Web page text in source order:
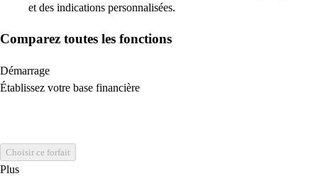
et des indications personnalisées.
Comparez toutes les fonctions
Démarrage
Établissez votre base financière
Choisir ce forfait
Plus